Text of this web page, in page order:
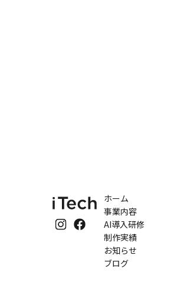
ホーム
事業内容
AI導入研修
制作実績
お知らせ
ブログ